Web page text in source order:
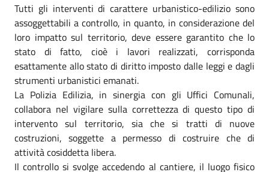
Tutti gli interventi di carattere urbanistico-edilizio sono
assoggettabili a controllo, in quanto, in considerazione del
loro impatto sul territorio, deve essere garantito che lo
stato di fatto, cioè i lavori realizzati, corrisponda
esattamente allo stato di diritto imposto dalle leggi e dagli
strumenti urbanistici emanati.
La Polizia Edilizia, in sinergia con gli Uffici Comunali,
collabora nel vigilare sulla correttezza di questo tipo di
intervento sul territorio, sia che si tratti di nuove
costruzioni, soggette a permesso di costruire che di
attività cosiddetta libera.
Il controllo si svolge accedendo al cantiere, il luogo fisico